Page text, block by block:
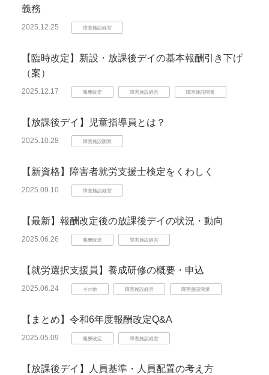
義務
2025.12.25 障害施設経営
【臨時改定】新設・放課後デイの基本報酬引き下げ
（案）
2025.12.17 報酬改定 障害施設経営 障害施設開業
【放課後デイ】児童指導員とは？
2025.10.28 障害施設開業
【新資格】障害者就労支援士検定をくわしく
2025.09.10 障害施設経営
【最新】報酬改定後の放課後デイの状況・動向
2025.06.26 報酬改定 障害施設経営
【就労選択支援員】養成研修の概要・申込
2025.06.24 その他 障害施設経営 障害施設開業
【まとめ】令和6年度報酬改定Q&A
2025.05.09 報酬改定 障害施設経営
【放課後デイ】人員基準・人員配置の考え方